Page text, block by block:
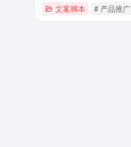
文案脚本 # 产品推广